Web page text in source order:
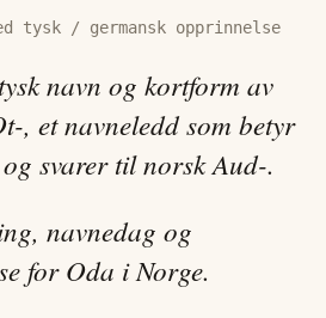
tysk / germansk opprinnelse
navn og kortform av
, et navneledd som betyr
svarer til norsk Aud-.
navnedag og
for Oda i Norge.